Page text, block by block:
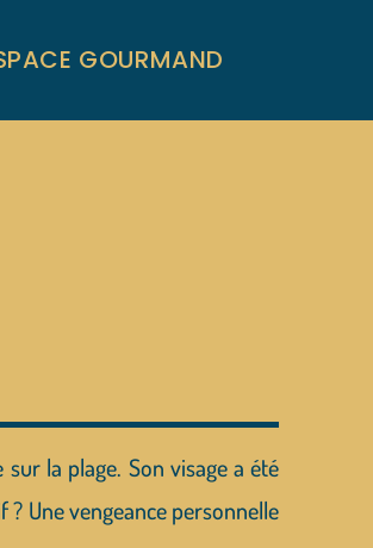
GOURMAND
la plage. Son visage a été
Une vengeance personnelle